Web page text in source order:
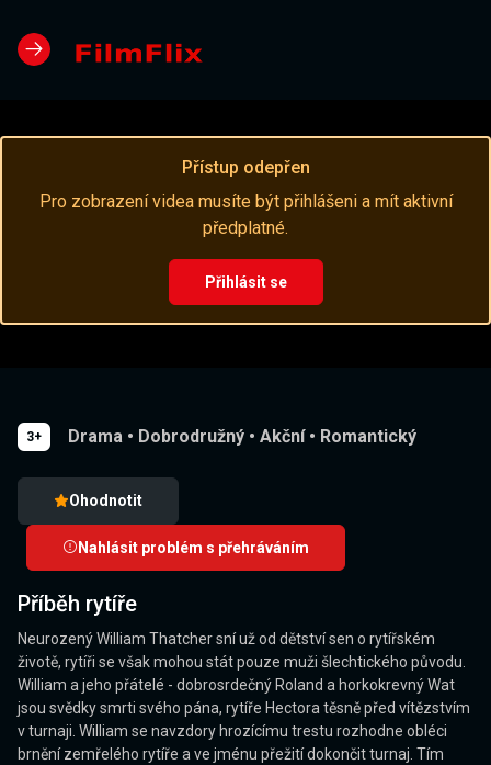
Přístup odepřen
Pro zobrazení videa musíte být přihlášeni a mít aktivní
předplatné.
Přihlásit se
3+ Drama • Dobrodružný • Akční • Romantický
Ohodnotit
Nahlásit problém s přehráváním
Příběh rytíře
Neurozený William Thatcher sní už od dětství sen o rytířském
životě, rytíři se však mohou stát pouze muži šlechtického původu.
William a jeho přátelé - dobrosrdečný Roland a horkokrevný Wat
jsou svědky smrti svého pána, rytíře Hectora těsně před vítězstvím
v turnaji. William se navzdory hrozícímu trestu rozhodne obléci
brnění zemřelého rytíře a ve jménu přežití dokončit turnaj. Tím